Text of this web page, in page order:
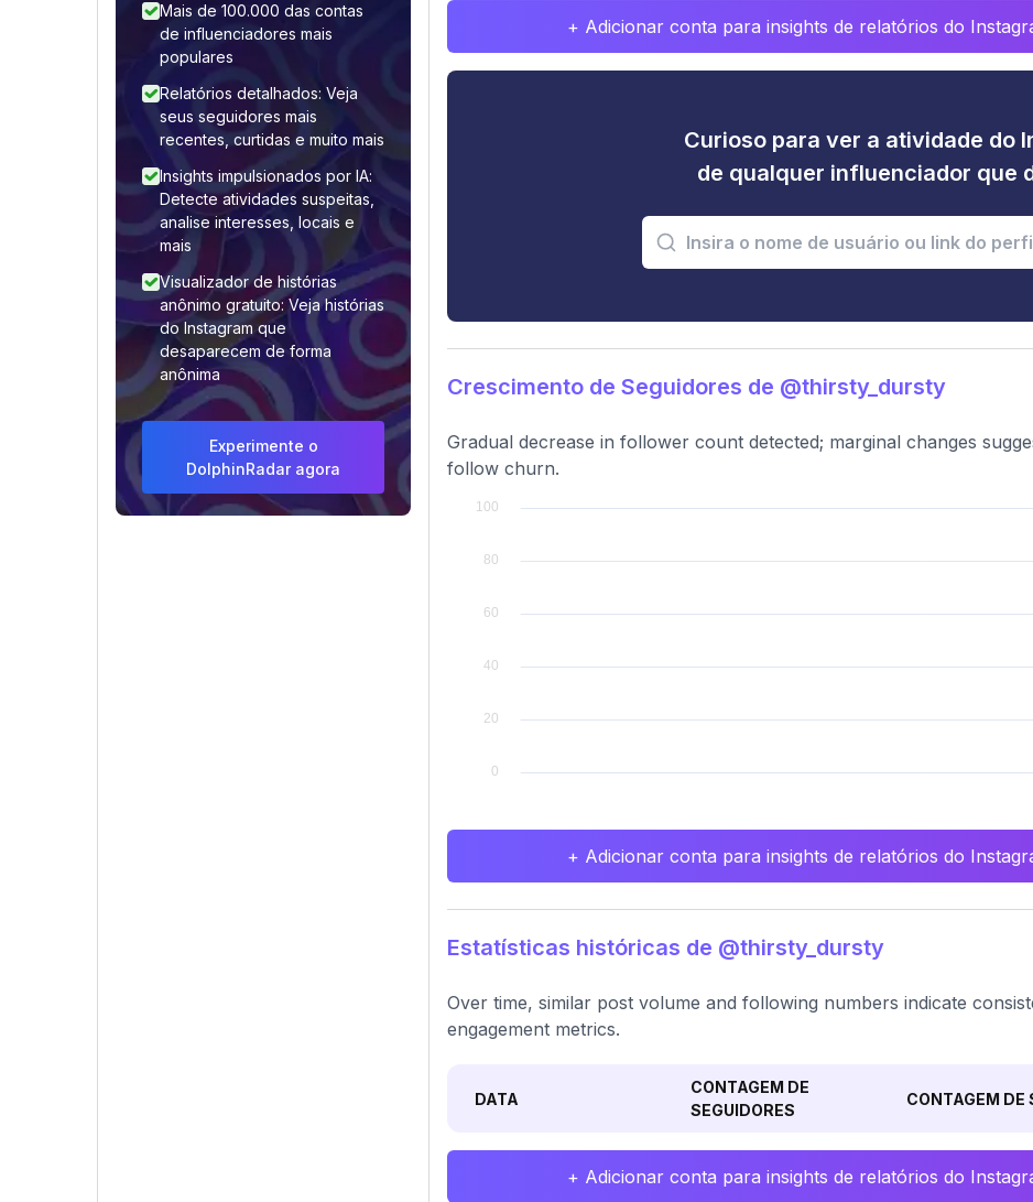
Mais de 100.000 das contas
de influenciadores mais
populares
Relatórios detalhados: Veja
seus seguidores mais
recentes, curtidas e muito mais
Insights impulsionados por IA:
Detecte atividades suspeitas,
analise interesses, locais e
mais
Visualizador de histórias
anônimo gratuito: Veja histórias
do Instagram que
desaparecem de forma
anônima
Experimente o
DolphinRadar agora
+ Adicionar conta para insights de relatórios do
Curioso para ver a atividade do
de qualquer influenciador que
Crescimento de Seguidores de @thirsty_dursty
Gradual decrease in follower count detected; marginal changes
follow churn.
+ Adicionar conta para insights de relatórios do
Estatísticas históricas de @thirsty_dursty
Over time, similar post volume and following numbers indicate
engagement metrics.
DATA
CONTAGEM DE
SEGUIDORES
CONTAGEM DE
+ Adicionar conta para insights de relatórios do